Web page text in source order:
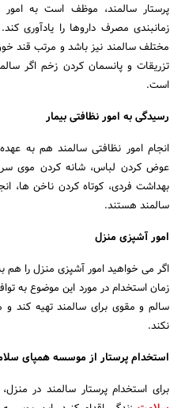
پرستار سالمند، موظف است به
زمانبندی مصرف داروها را یادآوری
مختلف سالمند نیز باشد و مرتب قند
تزریقات و پانسمان کردن زخم اگر
است.
رسیدگی به امور نظافتی بیمار
انجام امور نظافتی سالمند هم به
عوض کردن لباس، شانه کردن موی
بهداشت فردی، کوتاه کردن ناخن ها،
سالمند هستند.
امور آشپزی منزل
اگر می خواهید امور آشپزی منزل را هم
زمان استخدام در مورد این موضوع به
سالم و مقوی برای سالمند تهیه
نکند.
استخدام پرستار از موسسه همپای
برای استخدام پرستار سالمند در